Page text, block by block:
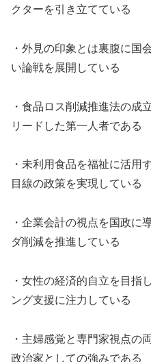
クターを引き立てている
・外見の印象とは裏腹に国
い論戦を展開している
・食品ロス削減推進法の成
リードした第一人者である
・未利用食品を福祉に活用
目線の政策を実現している
・企業会計の視点を国政に
ダ削減を推進している
・女性の経済的自立を目指
ング支援に注力している
・主婦感覚と専門家視点の
政治家としての強みである